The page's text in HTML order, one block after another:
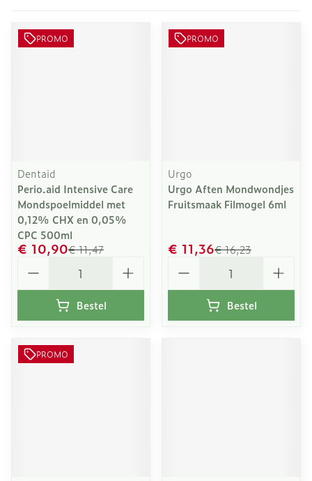
PROMO
Dentaid
Perio.aid Intensive Care
Mondspoelmiddel met
0,12% CHX en 0,05%
CPC 500ml
€ 11,47
€ 10,90
Bestel
PROMO
Urgo
Urgo Aften Mondwondjes
Fruitsmaak Filmogel 6ml
€ 16,23
€ 11,36
Bestel
PROMO